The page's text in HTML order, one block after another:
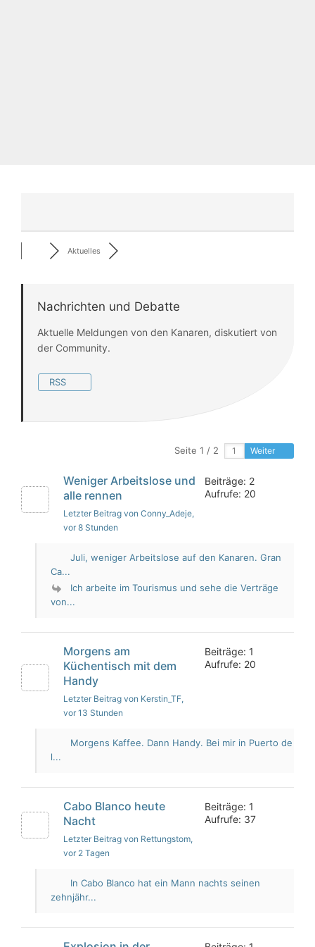
Aktuelles
Nachrichten und Debatte
Aktuelle Meldungen von den Kanaren, diskutiert von
der Community.
RSS
Seite 1 / 2 Weiter
Weniger Arbeitslose und
alle rennen
Letzter Beitrag von Conny_Adeje,
vor 8 Stunden
Beiträge: 2
Aufrufe: 20
Juli, weniger Arbeitslose auf den Kanaren. Gran
Ca...
Ich arbeite im Tourismus und sehe die Verträge
von...
Morgens am
Küchentisch mit dem
Handy
Letzter Beitrag von Kerstin_TF,
vor 13 Stunden
Beiträge: 1
Aufrufe: 20
Morgens Kaffee. Dann Handy. Bei mir in Puerto de
l...
Cabo Blanco heute
Nacht
Letzter Beitrag von Rettungstom,
vor 2 Tagen
Beiträge: 1
Aufrufe: 37
In Cabo Blanco hat ein Mann nachts seinen
zehnjähr...